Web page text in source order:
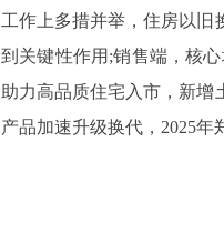
工作上多措并举，住房以旧
到关键性作用;销售端，核
助力高品质住宅入市，新增
产品加速升级换代，2025年